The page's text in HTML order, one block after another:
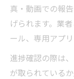
真・動画での報
げられます。業
ール、専用アプ
進捗確認の際は
が取られている